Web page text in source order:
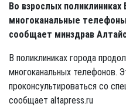
Во взрослых
многоканальные
сообщает минздрав
В поликлиниках города
многоканальных телефонов.
проконсультироваться со
сообщает altapress.ru